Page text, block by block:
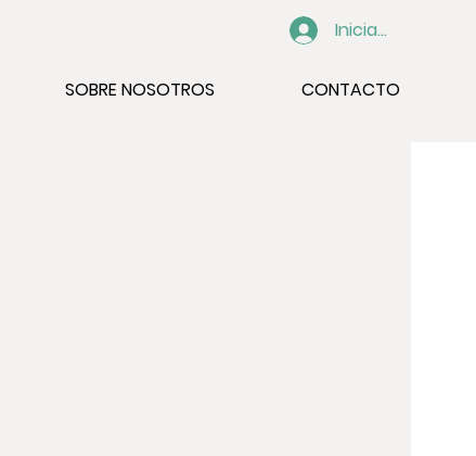
SOBRE NOSOTROS CONTACTO
Iniciar sesión